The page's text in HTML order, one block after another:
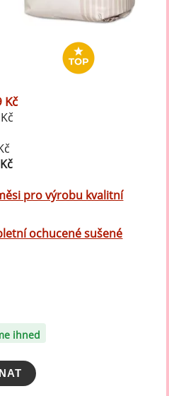
Kč
pro výrobu kvalitní
ochucené sušené
ihned